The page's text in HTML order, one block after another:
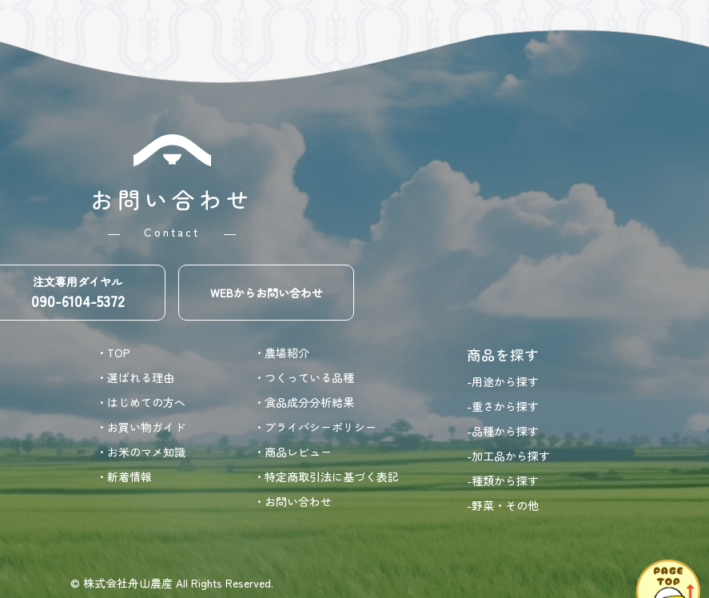
お問い合わせ
Contact
注文専用ダイヤル
090-6104-5372 WEBからお問い合わせ
・TOP
・選ばれる理由
・はじめての方へ
・お買い物ガイド
・お米のマメ知識
・新着情報
・農場紹介
・つくっている品種
・食品成分分析結果
・プライバシーポリシー
・商品レビュー
・特定商取引法に基づく表記
・お問い合わせ
商品を探す
-用途から探す
-重さから探す
-品種から探す
-加工品から探す
-種類から探す
-野菜・その他
© 株式会社舟山農産 All Rights Reserved.